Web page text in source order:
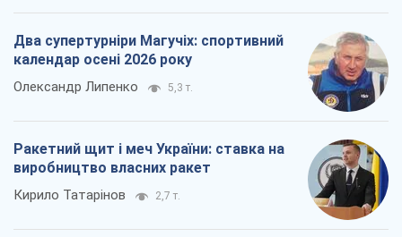
Два супертурніри Магучіх: спортивний
календар осені 2026 року
Олександр Липенко 5,3 т.
Ракетний щит і меч України: ставка на
виробництво власних ракет
Кирило Татарінов 2,7 т.